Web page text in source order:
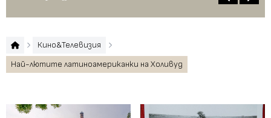
Кино&Телевизия
Най-лютите латиноамериканки на Холивуд